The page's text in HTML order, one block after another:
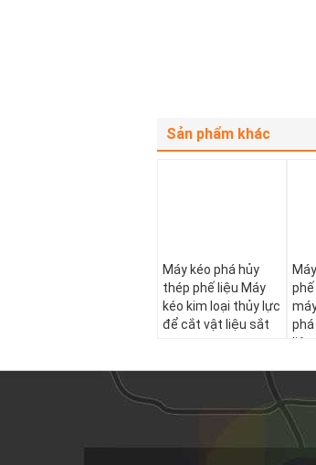
Sản phẩm khác
Máy kéo phá hủy
thép phế liệu Máy
kéo kim loại thủy lực
để cắt vật liệu sắt
liệu